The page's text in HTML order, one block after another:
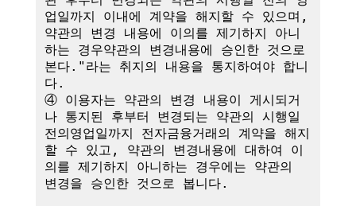
업일까지 이내에 계약을 해지할 수 있으며,
약관의 변경 내용에 이의를 제기하지 아니
하는 경우약관의 변경내용에 승인한 것으로
본다."라는 취지의 내용을 통지하여야 합니
다.
④ 이용자는 약관의 변경 내용이 게시되거
나 통지된 후부터 변경되는 약관의 시행일
전의영업일까지 전자금융거래의 계약을 해지
할 수 있고, 약관의 변경내용에 대하여 이
의를 제기하지 아니하는 경우에는 약관의
변경을 승인한 것으로 봅니다.